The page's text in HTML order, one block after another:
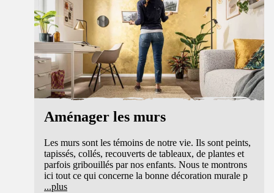
Aménager les murs
Les murs sont les témoins de notre vie. Ils sont peints,
tapissés, collés, recouverts de tableaux, de plantes et
parfois gribouillés par nos enfants. Nous te montrons
ici tout ce qui concerne la bonne décoration murale p
...plus